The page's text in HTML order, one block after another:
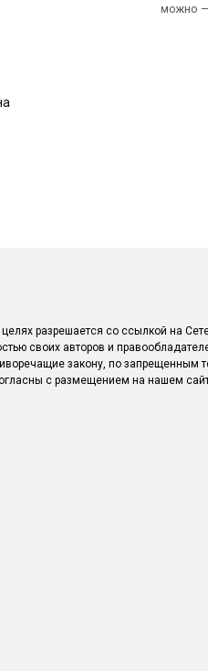
можно
разрешается со ссылкой на
своих авторов и
закону, по
с размещением на нашем